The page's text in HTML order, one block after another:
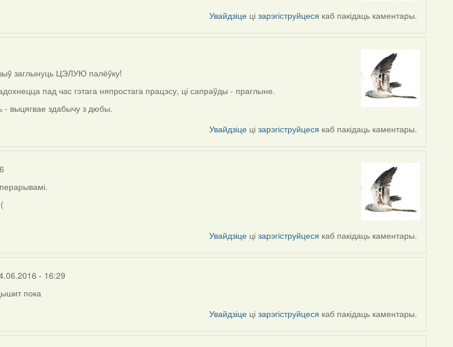
Увайдзіце цізарэгіструйцеся каб пакідаць каментары.
заглынуць ЦЭЛУЮ палёўку!
пад час гэтага няпростага працэсу, ці сапраўды - праглыне.
- выцягвае здабычу з дюбы.
Увайдзіце цізарэгіструйцеся каб пакідаць каментары.
Увайдзіце цізарэгіструйцеся каб пакідаць каментары.
- 16:29
пока
Увайдзіце цізарэгіструйцеся каб пакідаць каментары.